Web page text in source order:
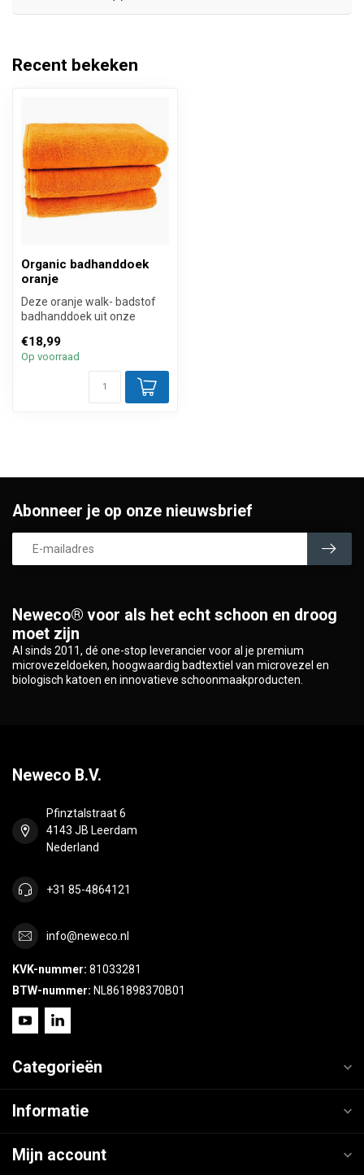
Recent bekeken
Organic badhanddoek
oranje
Deze oranje walk- badstof
badhanddoek uit onze
collect...
€18,99
Op voorraad
Neweco® voor als het echt schoon en droog
moet zijn
Al sinds 2011, dé one-stop leverancier voor al je premium
microvezeldoeken, hoogwaardig badtextiel van microvezel en
biologisch katoen en innovatieve schoonmaakproducten.
Abonneer je op onze nieuwsbrief
Neweco B.V.
Pfinztalstraat 6
4143 JB Leerdam
Nederland
+31 85-4864121
info@neweco.nl
KVK-nummer: 81033281
BTW-nummer: NL861898370B01
Categorieën
Informatie
Mijn account